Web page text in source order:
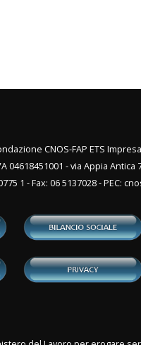
CNOS-FAP ETS
04618451001 - via Appia Antica
1 - Fax: 06 5137028 - PEC: